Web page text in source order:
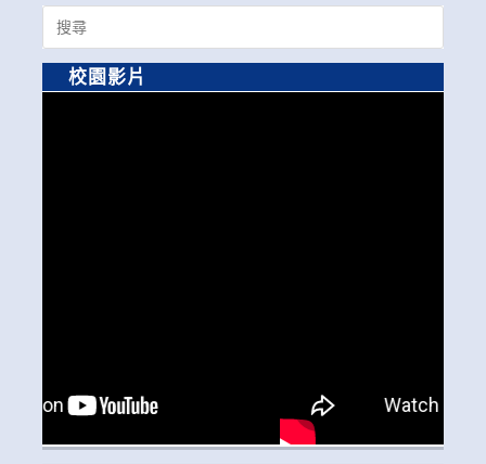
Search
for:
校園影片